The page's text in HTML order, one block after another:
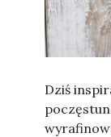
Sylwia
Dziś